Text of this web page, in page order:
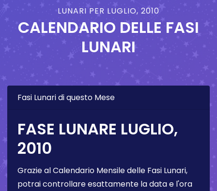
LUNARI PER LUGLIO, 2010
CALENDARIO DELLE FASI
LUNARI
Fasi Lunari di questo Mese
FASE LUNARE LUGLIO,
2010
Grazie al Calendario Mensile delle Fasi Lunari,
potrai controllare esattamente la data e l'ora